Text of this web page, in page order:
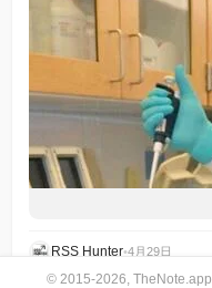
RSS Hunter•4月29日
© 2015-2026, TheNote.app